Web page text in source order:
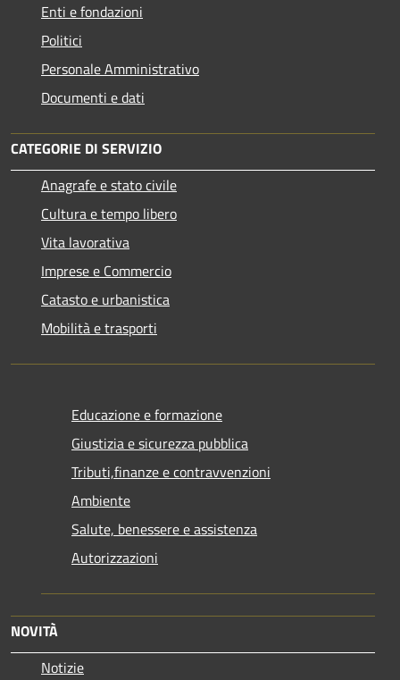
Enti e fondazioni
Politici
Personale Amministrativo
Documenti e dati
CATEGORIE DI SERVIZIO
Anagrafe e stato civile
Cultura e tempo libero
Vita lavorativa
Imprese e Commercio
Catasto e urbanistica
Mobilità e trasporti
Educazione e formazione
Giustizia e sicurezza pubblica
Tributi,finanze e contravvenzioni
Ambiente
Salute, benessere e assistenza
Autorizzazioni
NOVITÀ
Notizie